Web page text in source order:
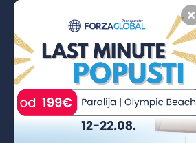
PONUDA
Letovanje 2026
Grčka Letovanje
2026 All inclusive
Grčka Letovanje
2026 Apartmani
Jeftino
Grčka letovanje
hoteli